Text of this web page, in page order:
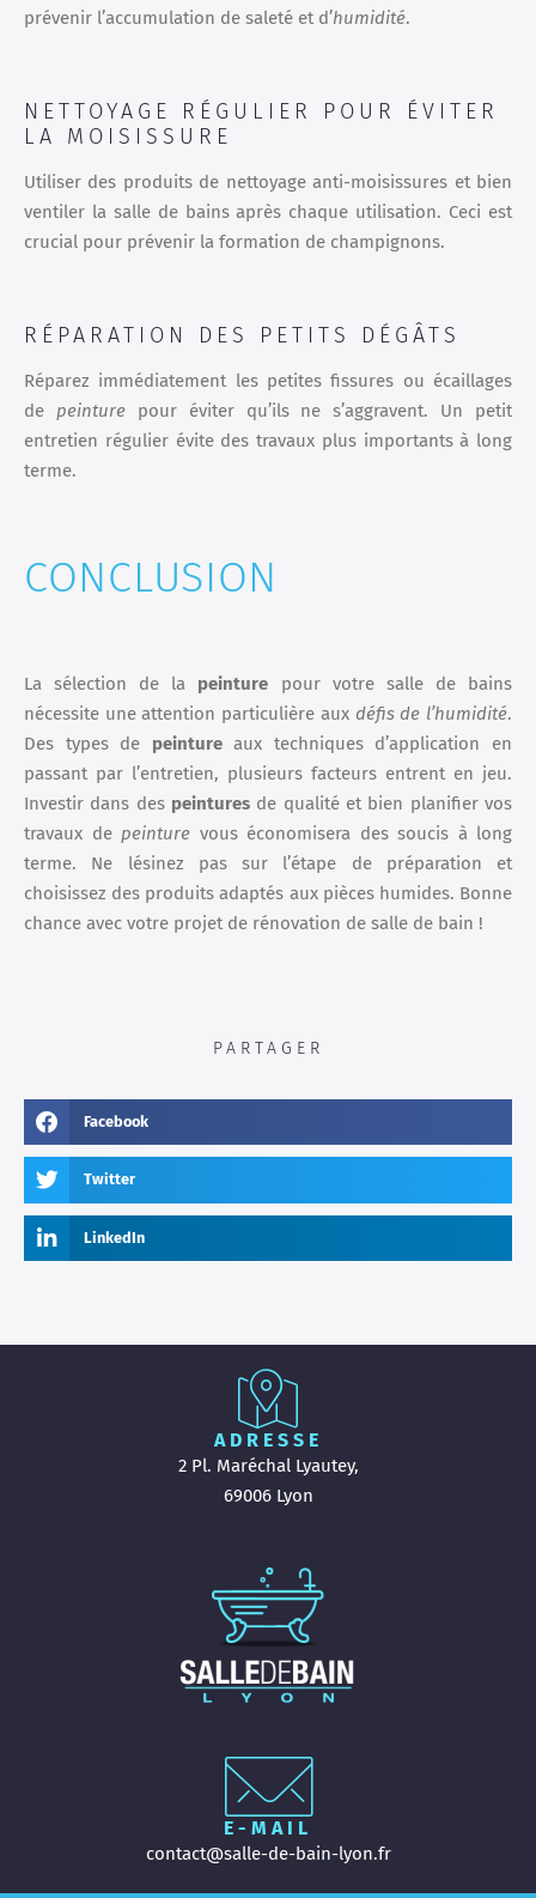
prévenir l’accumulation de saleté et d’humidité.
NETTOYAGE RÉGULIER POUR ÉVITER
LA MOISISSURE
Utiliser des produits de nettoyage anti-moisissures et bien
ventiler la salle de bains après chaque utilisation. Ceci est
crucial pour prévenir la formation de champignons.
RÉPARATION DES PETITS DÉGÂTS
Réparez immédiatement les petites fissures ou écaillages
de peinturepour éviter qu’ils ne s’aggravent. Un petit
entretien régulier évite des travaux plus importants à long
terme.
CONCLUSION
La sélection de la peinture pour votre salle de bains
nécessite une attention particulière aux défis de l’humidité.
Des types de peintureaux techniques d’application en
passant par l’entretien, plusieurs facteurs entrent en jeu.
Investir dans des peintures de qualité et bien planifier vos
travaux de peinture vous économisera des soucis à long
terme. Ne lésinez pas sur l’étape de préparation et
choisissez des produits adaptés aux pièces humides. Bonne
chance avec votre projet de rénovation de salle de bain !
PARTAGER
Facebook
Twitter
LinkedIn
ADRESSE
2 Pl. Maréchal Lyautey,
69006 Lyon
E-MAIL
contact@salle-de-bain-lyon.fr